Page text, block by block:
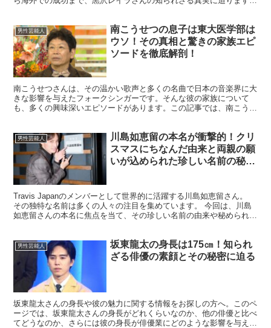
男性芸能人
南こうせつの息子は東大医学部は
ウソ！その真相と驚きの家族エピ
ソードを徹底解剖！
南こうせつさんは、その温かい歌声と多くの名曲で日本の音楽界に大
きな影響を与えたフォークシンガーです。そんな彼の家族について
も、多くの興味深いエピソードがあります。この記事では、南こうせ
男性芸能人
川島如恵留の本名が衝撃的！クリ
スマスにちなんだ由来と両親の願
いが込められた珍しい名前の秘密
Travis Japanのメンバーとして世界的に活躍する川島如恵留さん。
その独特な名前は多くの人々の注目を集めています。 今回は、川島
如恵留さんの本名に焦点を当て、その珍しい名前の由来や秘められた
男性芸能人
坂東龍太の身長は175㎝！知られ
ざる俳優の素顔とその秘密に迫る
坂東龍太さんの身長や彼の魅力に関する情報をお探しの方へ。このペ
ージでは、坂東龍太さんの身長がどれくらいなのか、他の俳優と比べ
てどうなのか、さらには彼の身長が俳優業にどのような影響を与えて